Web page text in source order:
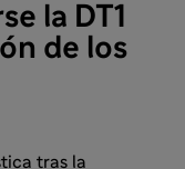
la DT1
de los
tras la